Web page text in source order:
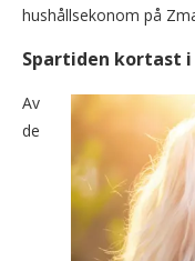
hushållsekonom på
Spartiden kortast
Av
de